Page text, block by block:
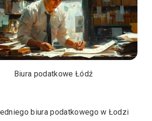
Biura podatkowe Łódź
biura podatkowego w Łodzi